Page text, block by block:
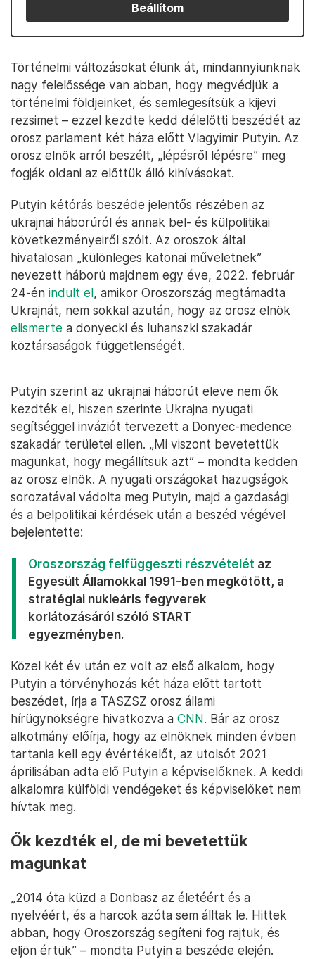
Beállítom
Történelmi változásokat élünk át, mindannyiunknak
nagy felelőssége van abban, hogy megvédjük a
történelmi földjeinket, és semlegesítsük a kijevi
rezsimet – ezzel kezdte kedd délelőtti beszédét az
orosz parlament két háza előtt Vlagyimir Putyin. Az
orosz elnök arról beszélt, „lépésről lépésre” meg
fogják oldani az előttük álló kihívásokat.
Putyin kétórás beszéde jelentős részében az
ukrajnai háborúról és annak bel- és külpolitikai
következményeiről szólt. Az oroszok által
hivatalosan „különleges katonai műveletnek”
nevezett háború majdnem egy éve, 2022. február
24-én indult el, amikor Oroszország megtámadta
Ukrajnát, nem sokkal azután, hogy az orosz elnök
elismerte a donyecki és luhanszki szakadár
köztársaságok függetlenségét.
Putyin szerint az ukrajnai háborút eleve nem ők
kezdték el, hiszen szerinte Ukrajna nyugati
segítséggel inváziót tervezett a Donyec-medence
szakadár területei ellen. „Mi viszont bevetettük
magunkat, hogy megállítsuk azt” – mondta kedden
az orosz elnök. A nyugati országokat hazugságok
sorozatával vádolta meg Putyin, majd a gazdasági
és a belpolitikai kérdések után a beszéd végével
bejelentette:
Oroszország felfüggeszti részvételét az
Egyesült Államokkal 1991-ben megkötött, a
stratégiai nukleáris fegyverek
korlátozásáról szóló START
egyezményben.
Közel két év után ez volt az első alkalom, hogy
Putyin a törvényhozás két háza előtt tartott
beszédet, írja a TASZSZ orosz állami
hírügynökségre hivatkozva a CNN. Bár az orosz
alkotmány előírja, hogy az elnöknek minden évben
tartania kell egy évértékelőt, az utolsót 2021
áprilisában adta elő Putyin a képviselőknek. A keddi
alkalomra külföldi vendégeket és képviselőket nem
hívtak meg.
Ők kezdték el, de mi bevetettük
magunkat
„2014 óta küzd a Donbasz az életéért és a
nyelvéért, és a harcok azóta sem álltak le. Hittek
abban, hogy Oroszország segíteni fog rajtuk, és
eljön értük” – mondta Putyin a beszéde elején.